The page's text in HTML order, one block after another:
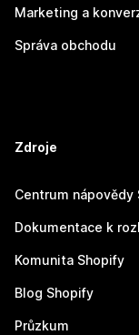
Marketing a
Správa obchodu
Zdroje
Centrum nápovědy
Dokumentace k
Komunita Shopify
Blog Shopify
Průzkum